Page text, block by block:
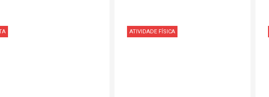
ATIVIDADE FÍSICA